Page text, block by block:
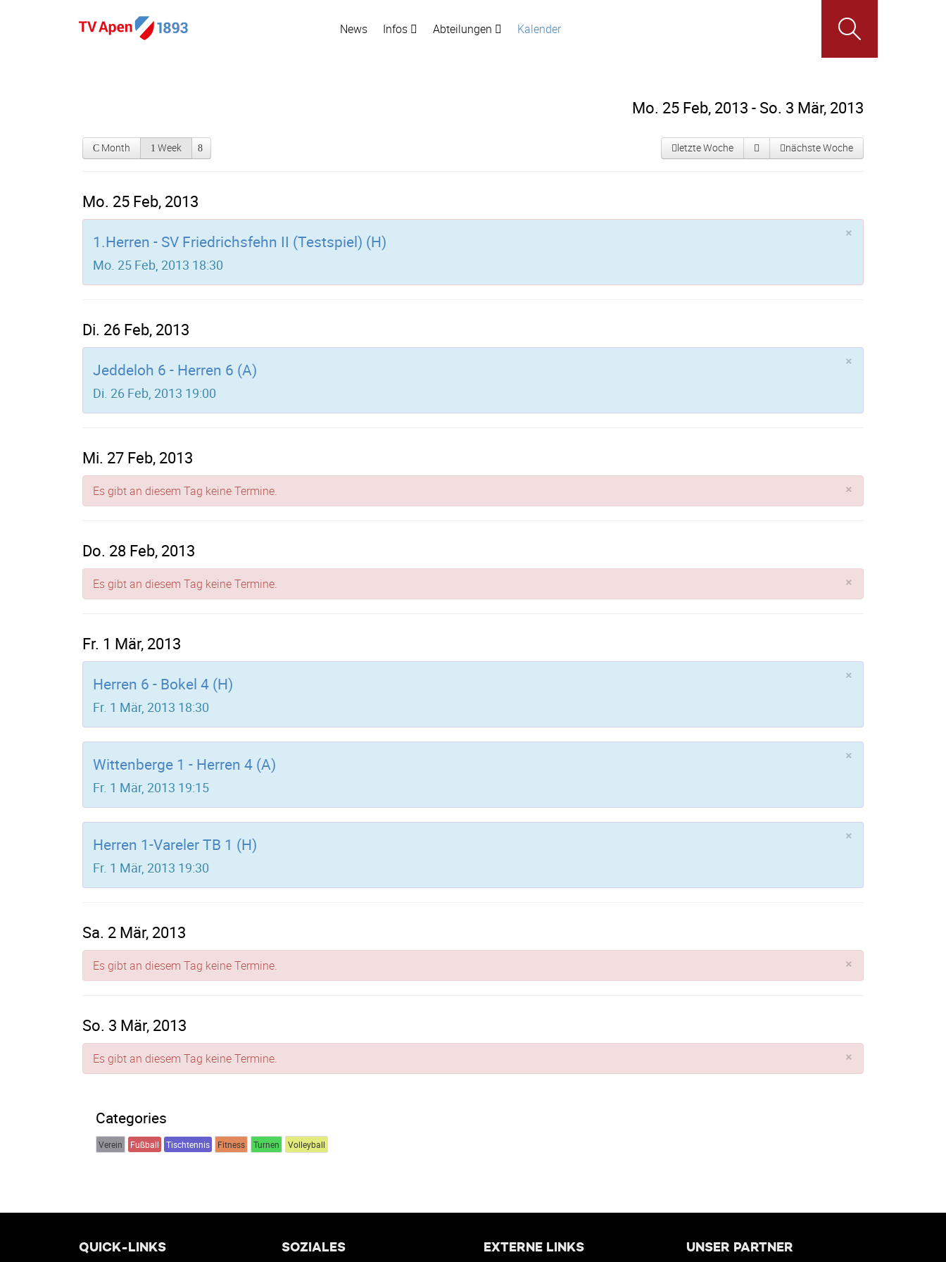
News Infos Abteilungen Kalender
Mo. 25 Feb, 2013 - So. 3 Mär, 2013
Month Week letzte Woche nächste Woche
Mo. 25 Feb, 2013
×
1.Herren - SV Friedrichsfehn II (Testspiel) (H)
Mo. 25 Feb, 2013 18:30
Di. 26 Feb, 2013
×
Jeddeloh 6 - Herren 6 (A)
Di. 26 Feb, 2013 19:00
Mi. 27 Feb, 2013
×
Es gibt an diesem Tag keine Termine.
Do. 28 Feb, 2013
×
Es gibt an diesem Tag keine Termine.
Fr. 1 Mär, 2013
×
Herren 6 - Bokel 4 (H)
Fr. 1 Mär, 2013 18:30
×
Wittenberge 1 - Herren 4 (A)
Fr. 1 Mär, 2013 19:15
×
Herren 1-Vareler TB 1 (H)
Fr. 1 Mär, 2013 19:30
Sa. 2 Mär, 2013
×
Es gibt an diesem Tag keine Termine.
So. 3 Mär, 2013
×
Es gibt an diesem Tag keine Termine.
Categories
Verein Fußball Tischtennis Fitness Turnen Volleyball
QUICK-LINKS SOZIALES EXTERNE LINKS UNSER PARTNER